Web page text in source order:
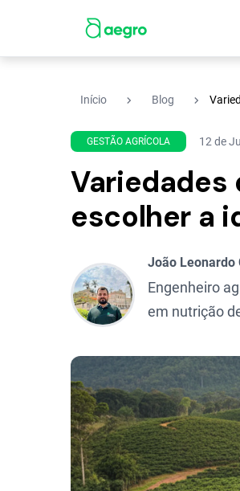
Início navigate_next Blog navigate_next
GESTÃO AGRÍCOLA 12 de
Variedades
escolher a
João Leonardo
Engenheiro
em nutrição